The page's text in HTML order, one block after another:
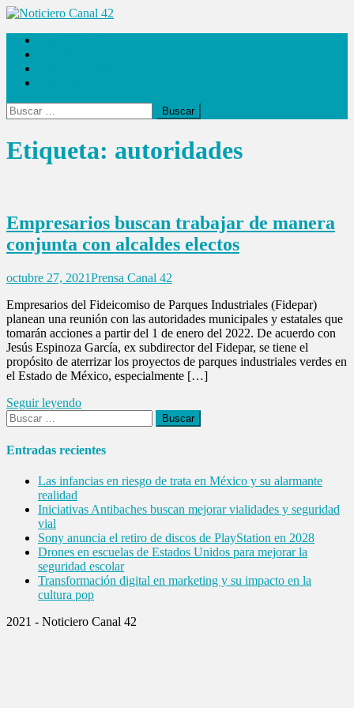
Saltar
contenido
Noticiero Canal 42
Buscar:
Etiqueta: autoridades
Empresarios buscan trabajar de manera
conjunta con alcaldes electos
octubre 27, 2021Prensa Canal 42
Empresarios del Fideicomiso de Parques Industriales (Fidepar)
planean una reunión con las autoridades municipales y estatales que
tomarán acciones a partir del 1 de enero del 2022. De acuerdo con
Jesús Espinoza García, ex subdirector del Fidepar, se tiene el
propósito de aterrizar los proyectos de parques industriales verdes en
el Estado de México, especialmente […]
Seguir leyendo
Buscar:
Entradas recientes
Las infancias en riesgo de trata en México y su alarmante
realidad
Iniciativas Antibaches buscan mejorar vialidades y seguridad
vial
Sony anuncia el retiro de discos de PlayStation en 2028
Drones en escuelas de Estados Unidos para mejorar la
seguridad escolar
Transformación digital en marketing y su impacto en la
cultura pop
2021 - Noticiero Canal 42